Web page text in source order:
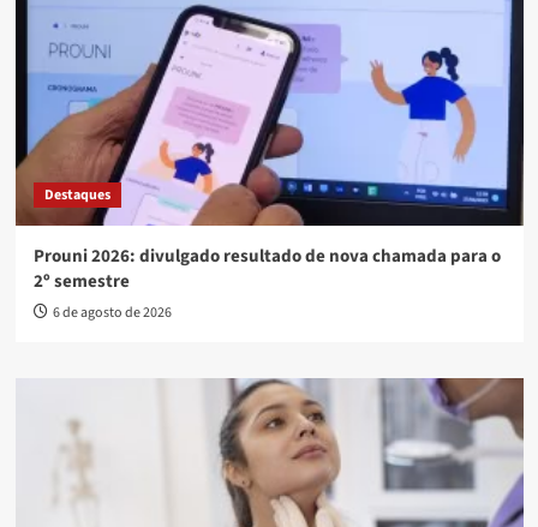
Destaques
Prouni 2026: divulgado resultado de nova chamada para o
2º semestre
6 de agosto de 2026